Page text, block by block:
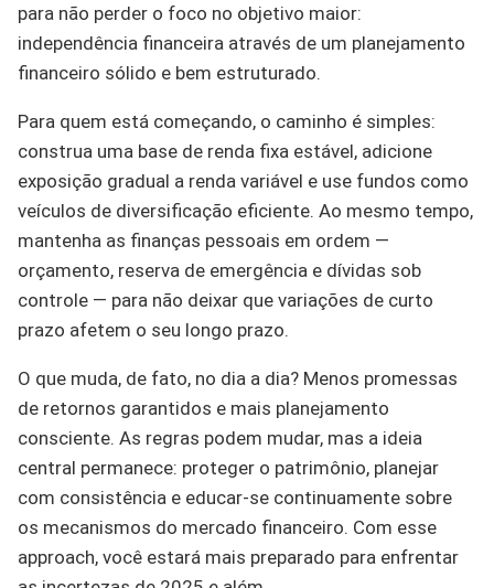
para não perder o foco no objetivo maior:
independência financeira através de um planejamento
financeiro sólido e bem estruturado.
Para quem está começando, o caminho é simples:
construa uma base de renda fixa estável, adicione
exposição gradual a renda variável e use fundos como
veículos de diversificação eficiente. Ao mesmo tempo,
mantenha as finanças pessoais em ordem —
orçamento, reserva de emergência e dívidas sob
controle — para não deixar que variações de curto
prazo afetem o seu longo prazo.
O que muda, de fato, no dia a dia? Menos promessas
de retornos garantidos e mais planejamento
consciente. As regras podem mudar, mas a ideia
central permanece: proteger o patrimônio, planejar
com consistência e educar-se continuamente sobre
os mecanismos do mercado financeiro. Com esse
approach, você estará mais preparado para enfrentar